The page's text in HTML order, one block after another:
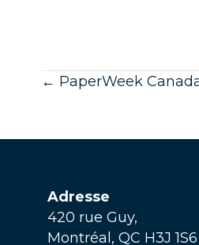
Posts
navigation
← PaperWeek
Adresse
420 rue Guy,
Montréal, QC H3J 1S6